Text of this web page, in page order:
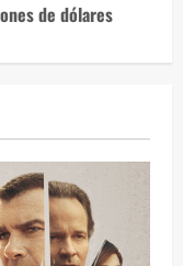
de dólares